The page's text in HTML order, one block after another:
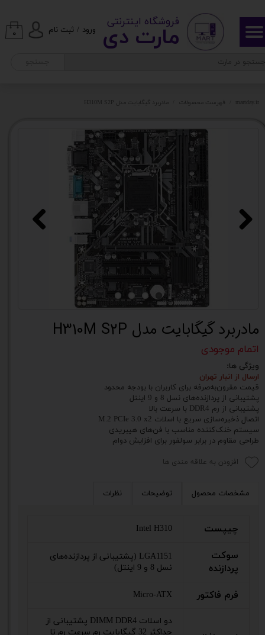
ورود / ثبت نام
حساب کاربری من
تغییر گذر واژه
خروج از حساب کاربری
۰ مارت دی​​​​​​
​ ​فروشگاه اینترنتی
martday.ir فهرست محصولات مادربرد گیگابایت مدل H310M S2P
مادربرد گیگابایت مدل H310M S2P
اتمام موجودی
ویژگی ها:
ارسال از انبار تهران
قیمت مقرون‌به‌صرفه برای کاربران با بودجه محدود
پشتیبانی از پردازنده‌های نسل 8 و 9 اینتل
پشتیبانی از رم DDR4 با سرعت بالا
اتصال ذخیره‌سازی سریع با اسلات M.2 PCIe 3.0 x2
سیستم خنک‌کننده مناسب با فن‌های هیبریدی
طراحی مقاوم در برابر سولفور برای افزایش دوام
افزودن به علاقه مندی ها
مشخصات محصول توضیحات نظرات
چیپست Intel H310
سوکت
پردازنده
LGA1151 (پشتیبانی از پردازنده‌های
نسل 8 و 9 اینتل)
فرم فاکتور Micro-ATX
دو اسلات DIMM DDR4 پشتیبانی از
حداکثر 32 گیگابایت رم سرعت رم تا